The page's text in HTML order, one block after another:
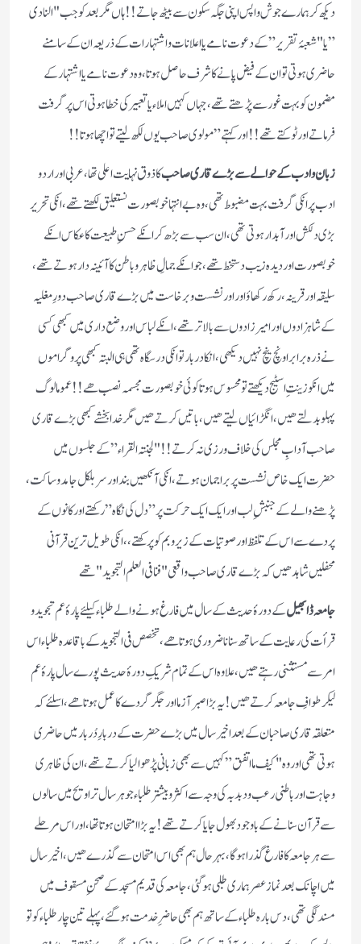
دیکھ کر ہمارے جوش واپس اپنی جگہ سکون سے بیٹھ جاتے!! ہاں مگر بعد کو جب "النادی
” یا "شعبۂ تقریر” کے دعوت نامے یا اعلانات و اشتہارات کے ذریعہ ان کے سامنے
حاضری ہوتی تو ان کے فیض پانے کا شرف حاصل ہوتا ، وہ دعوت نامے یا اشتہار کے
مضمون کو بہت غور سے پڑھتے تھے ،جہاں کہیں املاء یا تعبیر کی خطا ہوتی اس پر گرفت
فرماتے اور ٹوکتے تھے!! اور کہتے ” مولوی صاحب یوں لکھ لیتے تو اچھا ہوتا!!
زبان و ادب کے حوالے سے بڑے قاری صاحبکا ذوق نہایت اعلی تھا ، عربی اور اردو
ادب پر انکی گرفت بہت مضبوط تھی ، وہ بے انتہا خوبصورت نستعلیق لکھتے تھے ، انکی تحریر
بڑی دلکش اور آبدار ہوتی تھی ، ان سب سے بڑھ کر انکے حسنِ طبیعت کا عکاس انکے
خوبصورت اور دیدہ زیب دستخط تھے ، جو انکے جمالِ ظاہر و باطن کا آئینہ دار ہوتے تھے ،
سلیقہ اور قرینہ ،رکھ رکھاؤ اور اور نشست و برخاست میں بڑے قاری صاحب دورِ مغلیہ
کے شاہزادوں اور امیرزادوں سے بالاتر تھے ، انکے لباس اور وضع داری میں کبھی کسی
نے ذرہ برابر اونچ نیچ نہیں دیکھی ، انکا دربار تو انکی درسگاہ تھی ہی البتہ کبھی پروگراموں
میں انکو زینتِ اسٹیج دیکھتے تو محسوس ہوتا کوئی خوبصورت مجسمہ نصب ھے!! عموما لوگ
پہلو بدلتے ھیں ، انگڑائیاں لیتے ھیں ،باتیں کرتے ھیں مگر خدا بخشے کبھی بڑے قاری
صاحب آدابِ مجلس کی خلاف ورزی نہ کرتے!! "لجنتہ القراء” کے جلسوں میں
حضرت ایک خاص نشست پر براجمان ہوتے ،انکی آنکھیں بند اور سر بلکل جامد و ساکت ،
پڑھنے والے کے جنبشِ لب اور ایک ایک حرکت پر ” دل کی نگاہ” رکھتے اور کانوں کے
پردے سے اس کے تلفظ اور صوتیات کے زیر و بم کو پرکھتے ،، انکی طویل ترین قرآنی
محفلیں شاہد ھیں کہ بڑے قاری صاحب واقعی "فنا فی العلم التجوید "تھے
جامعہ ڈابھیلکے دورۂ حدیث کے سال میں فارغ ہونے والے طلباء کیلئے پارۂ عم تجوید و
قرأت کی رعایت کے ساتھ سنانا ضروری ہوتا ھے ، تخصص فی التجوید کے باقاعدہ طلباء اس
امر سے مستثنی رہتے ھیں ،علاوہ اس کے تمام شریکِ دورۂ حدیث پورے سال پارۂ عم
لیکر طوافِ جامعہ کرتے ھیں! یہ بڑا صبر آزما اور جگر گردے کا عمل ہوتا ھے ، اسلئے کہ
متعلقہ قاری صاحبان کے بعد اخیر سال میں بڑے حضرت کے دربارِ دُربار میں حاضری
ہوتی تھی اور وہ "کیف مااتفق” کہیں سے بھی زبانی پڑھوا لیا کرتے تھے ،ان کی ظاہری
وجاہت اور باطنی رعب و دبدبہ کی وجہ سے اکثر و بیشتر طلباء جو ہر سال تراویح میں سالوں
سے قرآن سنانے کے باوجود بھول جایا کرتے تھے! یہ بڑا امتحان ہوتا تھا ، اور اس مرحلے
سے ہر جامعہ کا فارغ گذرا ہوگا ، بہر حال ہم بھی اس امتحان سے گذرے ھیں ، اخیر سال
میں اچانک بعد نماز عصر ہماری طلبی ہو گئی ، جامعہ کی قدیم مسجد کے صحنِ مسقوف میں
مسند لگی تھی ، دس بارہ طلباء کے ساتھ ہم بھی حاضرِ خدمت ہو گئے ، پہلے تین چار طلباء کو تو